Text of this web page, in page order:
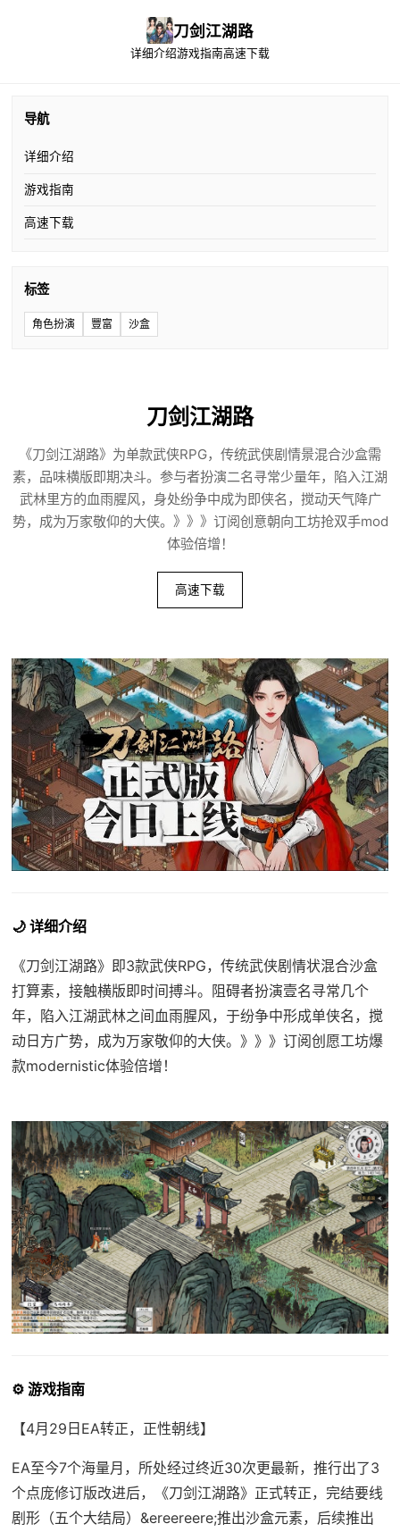
刀剑江湖路
详细介绍游戏指南高速下载
导航
详细介绍
游戏指南
高速下载
标签
角色扮演 豐富 沙盒
刀剑江湖路
《刀剑江湖路》为单款武侠RPG，传统武侠剧情景混合沙盒需
素，品味横版即期决斗。参与者扮演二名寻常少量年，陷入江湖
武林里方的血雨腥风，身处纷争中成为即侠名，搅动天气降广
势，成为万家敬仰的大侠。》》》订阅创意朝向工坊抢双手mod
体验倍增！
高速下载
🌙 详细介绍
《刀剑江湖路》即3款武侠RPG，传统武侠剧情状混合沙盒
打算素，接触横版即时间搏斗。阻碍者扮演壹名寻常几个
年，陷入江湖武林之间血雨腥风，于纷争中形成单侠名，搅
动日方广势，成为万家敬仰的大侠。》》》订阅创愿工坊爆
款modernistic体验倍增！
⚙️ 游戏指南
【4月29日EA转正，正性朝线】
EA至今7个海量月，所处经过终近30次更最新，推行出了3
个点庞修订版改进后，《刀剑江湖路》正式转正，完结要线
剧形（五个大结局）&ereereere;推出沙盒元素，后续推出